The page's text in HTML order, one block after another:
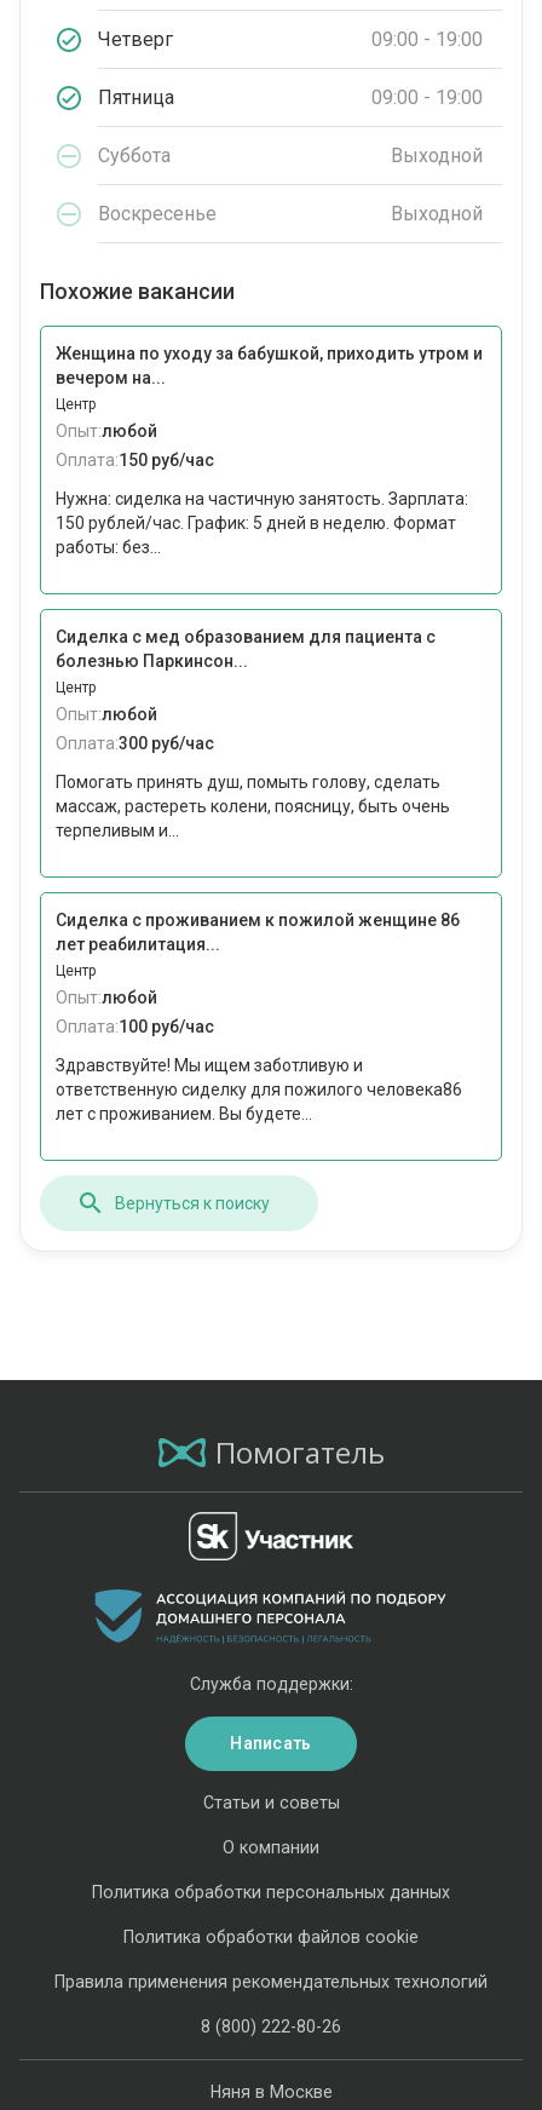
Четверг 09:00 - 19:00
Пятница 09:00 - 19:00
Суббота Выходной
Воскресенье Выходной
Похожие вакансии
Женщина по уходу за бабушкой, приходить утром и
вечером на...
Центр
Опыт:любой
Оплата:150 руб/час
Нужна: сиделка на частичную занятость. Зарплата:
150 рублей/час. График: 5 дней в неделю. Формат
работы: без...
Сиделка с мед образованием для пациента с
болезнью Паркинсон...
Центр
Опыт:любой
Оплата:300 руб/час
Помогать принять душ, помыть голову, сделать
массаж, растереть колени, поясницу, быть очень
терпеливым и...
Сиделка с проживанием к пожилой женщине 86
лет реабилитация...
Центр
Опыт:любой
Оплата:100 руб/час
Здравствуйте! Мы ищем заботливую и
ответственную сиделку для пожилого человека86
лет с проживанием. Вы будете...
Вернуться к поиску
Помогатель
Няня в Москве
Статьи и советы
О компании
Политика обработки персональных данных
Политика обработки файлов cookie
Правила применения рекомендательных технологий
8 (800) 222-80-26
Служба поддержки:
Написать